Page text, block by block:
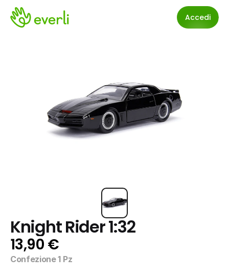
Accedi
Knight Rider 1:32
13,90 €
Confezione 1 Pz